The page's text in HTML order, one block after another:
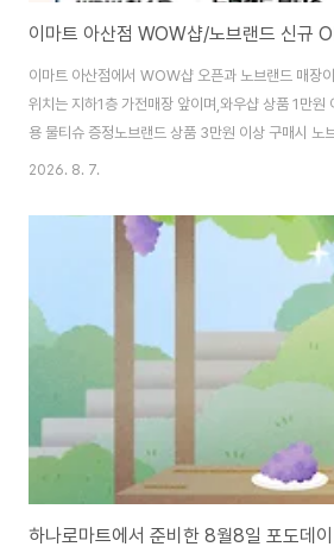
이마트 아산점 WOW샵/노브랜드 신규
이마트 아산점에서 WOW샵 오픈과 노브랜드 매장
위치는 지하1층 가전매장 앞이며,와우샵 상품 1만
용 물티슈 증정노브랜드 상품 3만원 이상 구매시 노
노브랜드 상품 5만원 이상 구매시 노브랜드 갑티슈
및 단독특가(충남 아산시 온천대로 1678) |
일 정보 이마트 아산점 WOW샵/노브랜드 신규
시 온천대로 1678) | 2026.08.07 - 마트
마트 아산점 의 이마트 아산점 WOW샵/노브랜드
벤트/..
2026. 8. 7.
하나로마트에서 준비한 8월8일 포도데이